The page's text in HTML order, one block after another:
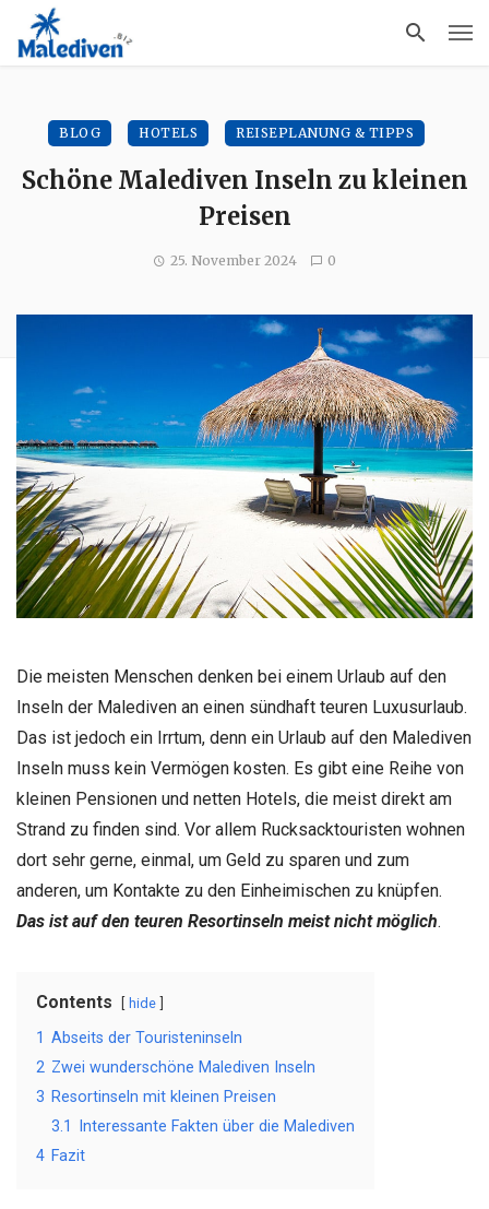
BLOG HOTELS REISEPLANUNG & TIPPS
Schöne Malediven Inseln zu kleinen
Preisen
25. November 2024 0
Die meisten Menschen denken bei einem Urlaub auf den
Inseln der Malediven an einen sündhaft teuren Luxusurlaub.
Das ist jedoch ein Irrtum, denn ein Urlaub auf den Malediven
Inseln muss kein Vermögen kosten. Es gibt eine Reihe von
kleinen Pensionen und netten Hotels, die meist direkt am
Strand zu finden sind. Vor allem Rucksacktouristen wohnen
dort sehr gerne, einmal, um Geld zu sparen und zum
anderen, um Kontakte zu den Einheimischen zu knüpfen.
Das ist auf den teuren Resortinseln meist nicht möglich.
Contents hide
1 Abseits der Touristeninseln
2 Zwei wunderschöne Malediven Inseln
3 Resortinseln mit kleinen Preisen
3.1 Interessante Fakten über die Malediven
4 Fazit